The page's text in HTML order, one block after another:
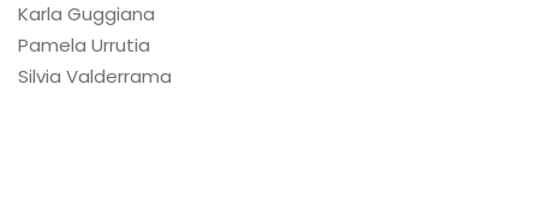
Karla Guggiana
Pamela Urrutia
Silvia Valderrama